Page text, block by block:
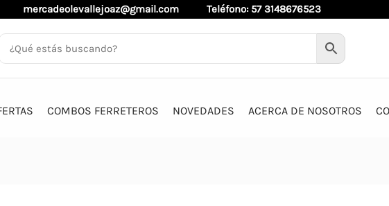
mercadeolevallejoaz@gmail.com Teléfono: 57 3148676523
COMBOS FERRETEROS NOVEDADES ACERCA DE NOSOTROS